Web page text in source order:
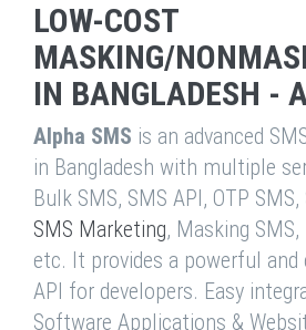
LOW-COST
MASKING/
IN BANGLADESH -
Alpha SMS is an advanced
in Bangladesh with multiple
Bulk SMS, SMS API, OTP
SMS Marketing, Masking
etc. It provides a powerful and
API for developers. Easy
Software Applications &